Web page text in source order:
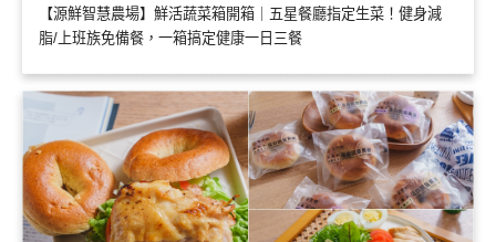
【源鮮智慧農場】鮮活蔬菜箱開箱｜五星餐廳指定生菜！健身減
脂/上班族免備餐，一箱搞定健康一日三餐